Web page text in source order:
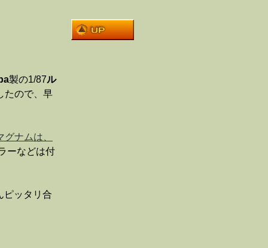
製の1/87ル
たので、早
ナムは、
ーなどは付
ピッタリ合